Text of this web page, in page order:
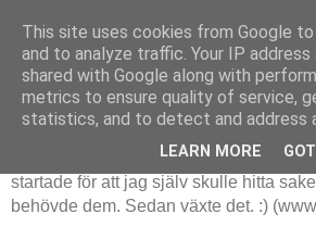
Tips och tankar kring de saker jag
startade för att jag själv skulle hitta
behövde dem. Sedan växte det. :)
This site uses cookies from Google
and to analyze traffic. Your IP address
shared with Google along with
metrics to ensure quality of service,
statistics, and to detect and address
LEARN MORE